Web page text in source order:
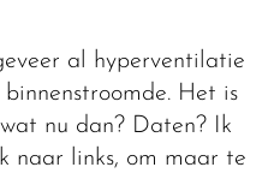
al hyperventilatie
Het is
nu dan? Daten? Ik
naar links, om maar te